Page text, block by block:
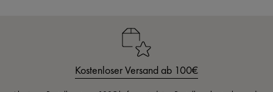
Kostenloser Versand ab 100€